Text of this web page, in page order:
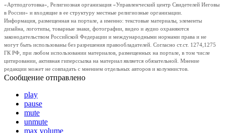
«Артподготовка», Религиозная организация «Управленческий центр Свидетелей Иеговы
в России» и входящие в ее структуру местные религиозные организации.
Информация, размещенная на портале, а именно: текстовые материалы, элементы
дизайна, логотипы, товарные знаки, фотографии, видео и аудио охраняются
законодательством Российской Федерации и международными нормами права и не
могут быть использованы без разрешения правообладателей. Согласно ст.ст. 1274,1275
ГК РФ, при любом использовании материалов, размещенных на портале, в том числе
цитировании, активная гиперссылка на материал является обязательной. Мнение
редакции может не совпадать с мнением отдельных авторов и колумнистов.
Сообщение отправлено
play
pause
mute
unmute
max volume